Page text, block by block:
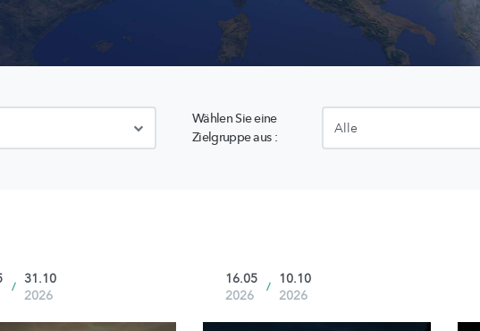
Wählen Sie eine
Zielgruppe aus :
/
31.10
2026
16.05
2026
/
10.10
2026